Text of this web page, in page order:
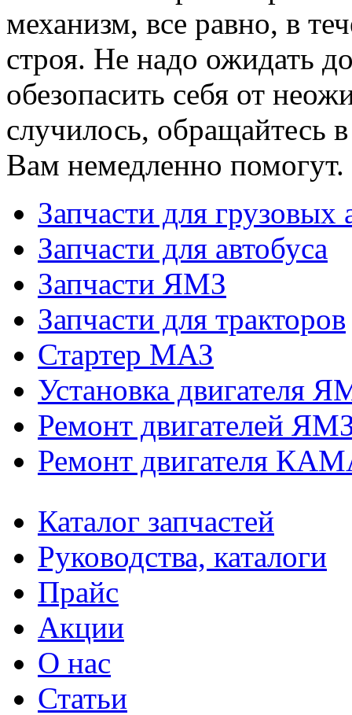
механизм, все равно, в
строя. Не надо ожидать
обезопасить себя от
случилось, обращайтесь
Вам немедленно помогут.
Запчасти для грузовых
Запчасти для автобуса
Запчасти ЯМЗ
Запчасти для тракторов
Стартер МАЗ
Установка двигателя
Ремонт двигателей
Ремонт двигателя
Каталог запчастей
Руководства, каталоги
Прайс
Акции
О нас
Статьи